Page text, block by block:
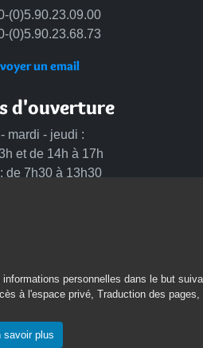
personnelles dans le but
à l'espace privé, Traduction des pages,
savoir plus
(0)5.90.23.09.00
(0)5.90.23.68.73
un email
d'ouverture
mardi - jeudi :
et de 14h à 17h
de 7h30 à 13h30
du Nord Grande-Terre
sites
Nord Guadeloupe